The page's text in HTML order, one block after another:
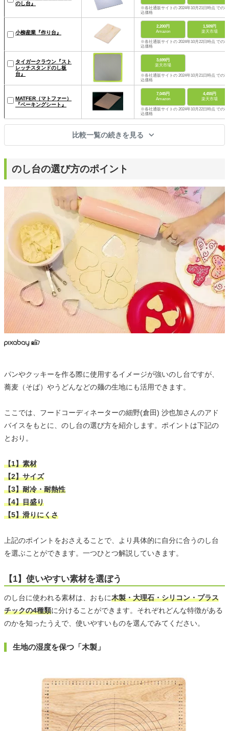
のし台』
※各社通販サイトの 2024年10月21日時点 での税
込価格
小柳産業『作り台』
2,200円
Amazon
1,509円
楽天市場
※各社通販サイトの 2024年10月22日時点 での税
込価格
タイガークラウン『スト
レッチスタンドのし板
台』
3,699円
楽天市場
※各社通販サイトの 2024年10月21日時点 での税
込価格
MATFER（マトファー）
『ベーキングシート』
7,045円
Amazon
4,455円
楽天市場
※各社通販サイトの 2024年10月22日時点 での税
込価格
比較一覧の続きを見る
のし台の選び方のポイント
パンやクッキーを作る際に使用するイメージが強いのし台ですが、
蕎麦（そば）やうどんなどの麺の生地にも活用できます。
ここでは、フードコーディネーターの細野(倉田) 沙也加さんのアド
バイスをもとに、のし台の選び方を紹介します。ポイントは下記の
とおり。
【1】素材
【2】サイズ
【3】耐冷・耐熱性
【4】目盛り
【5】滑りにくさ
上記のポイントをおさえることで、より具体的に自分に合うのし台
を選ぶことができます。一つひとつ解説していきます。
【1】使いやすい素材を選ぼう
のし台に使われる素材は、おもに木製・大理石・シリコン・プラス
チックの4種類に分けることができます。それぞれどんな特徴がある
のかを知ったうえで、使いやすいものを選んでみてください。
生地の湿度を保つ「木製」